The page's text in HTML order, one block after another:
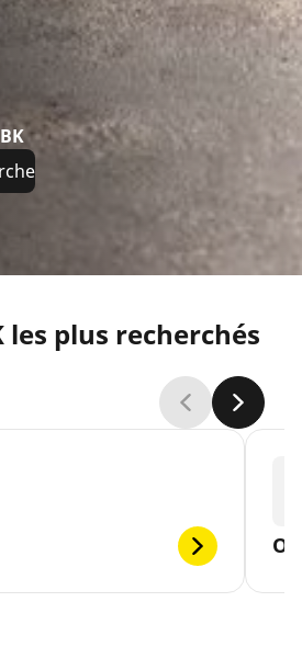
les plus recherchés